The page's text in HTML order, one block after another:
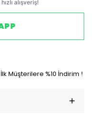
Müşterilere %10 İndirim !